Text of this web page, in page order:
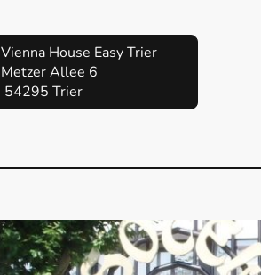
Vienna House Easy Trier
Metzer Allee 6
54295 Trier